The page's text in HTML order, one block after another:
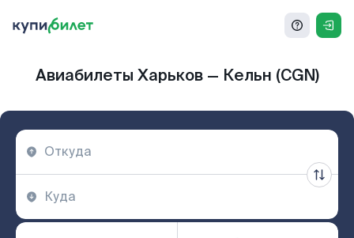
Авиабилеты Харьков — Кельн (CGN)